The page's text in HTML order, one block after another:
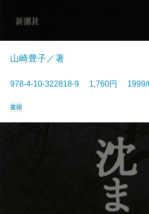
山崎豊子／著
978-4-10-322818-9 1,760円 1999/
書籍